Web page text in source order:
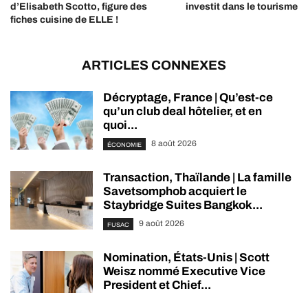
d’Elisabeth Scotto, figure des
fiches cuisine de ELLE !
investit dans le tourisme
ARTICLES CONNEXES
Décryptage, France | Qu’est-ce
qu’un club deal hôtelier, et en
quoi...
ÉCONOMIE 8 août 2026
Transaction, Thaïlande | La famille
Savetsomphob acquiert le
Staybridge Suites Bangkok...
FUSAC 9 août 2026
Nomination, États-Unis | Scott
Weisz nommé Executive Vice
President et Chief...